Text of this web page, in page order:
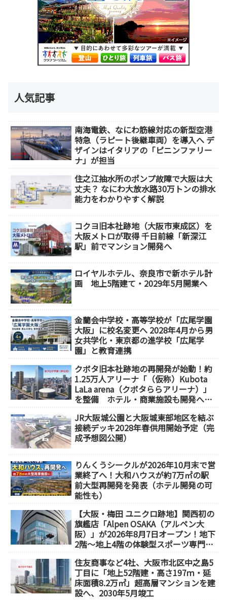
人気記事
南海電鉄、なにわ筋線対応の新型空港
特急（ラピート後継車両）を導入へ デ
ザインはイタリアの「ピニンファリー
ナ」が担当
住之江抽水所のポンプ故障で大阪は大
丈夫？ なにわ大放水路30万トンの排水
能力をわかりやすく解説
コクヨ旧本社跡地（大阪市東成区）を
大阪メトロが取得 千日前線「新深江
駅」前でマンション開発へ
ロイヤルホテル、奈良市で新ホテル計
画 地上5階建て・2029年5月開業へ
金蘭会中学校・高等学校が「広尾学園
大阪」に校名変更へ 2028年4月から男
女共学化・東京都の進学校「広尾学
園」と教育連携
クボタ旧本社跡地の再開発が始動！約
1.25万人アリーナ「（仮称）Kubota
LaLa arena（クボタららアリーナ）」
を整備 ホテル・商業施設も開発へ
JR大阪城公園と大阪城東部地区を結ぶ
接続デッキ2028年春供用開始予定（完
成予想図公開）
りんくうシークルが2026年10月末で営
業終了へ！大和ハウスが約7万㎡の駅
前大型再開発を発表（ホテル開発の可
能性も）
【大阪・梅田 ユニクロ跡地】関西初の
旗艦店「Alpen OSAKA（アルペン大
阪）」が2026年8月7日オープン！地下
2階～地上4階の体験型スポーツ専門店
住友商事など4社、大阪市北区中之島5
丁目に「地上52階建・高さ197ｍ・延
床面積8.2万㎡」超高層マンションを建
設へ、2030年5月竣工